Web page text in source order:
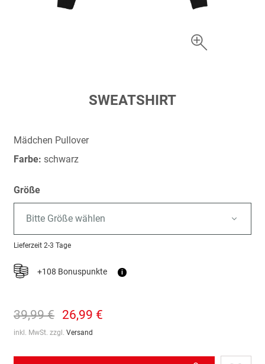
springen
SWEATSHIRT
Mädchen Pullover
Farbe: schwarz
Größe
Bitte Größe wählen
Lieferzeit 2-3 Tage
+108 Bonuspunkte i
39,99 € 26,99 €
inkl. MwSt. zzgl. Versand